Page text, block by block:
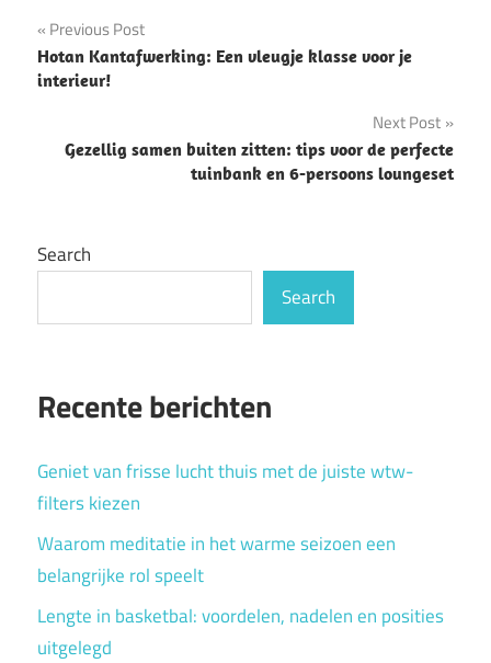
Post
navigation
Previous Post
Hotan Kantafwerking: Een vleugje klasse voor je
interieur!
Next Post
Gezellig samen buiten zitten: tips voor de perfecte
tuinbank en 6-persoons loungeset
Search
Search
Recente berichten
Geniet van frisse lucht thuis met de juiste wtw-
filters kiezen
Waarom meditatie in het warme seizoen een
belangrijke rol speelt
Lengte in basketbal: voordelen, nadelen en posities
uitgelegd